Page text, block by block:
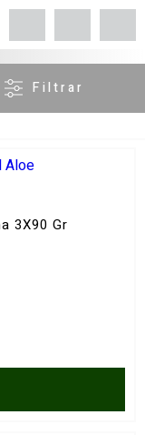
Filtrar
3X90 Gr